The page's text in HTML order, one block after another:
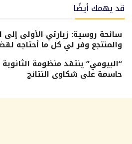
قد يهمك أيضًا
سائحة روسية: زيارتي الأولى إلى
والمنتجع وفر لي كل ما أحتاجه
“البيومي” ينتقد منظومة
حاسمة على شكاوى النتائج